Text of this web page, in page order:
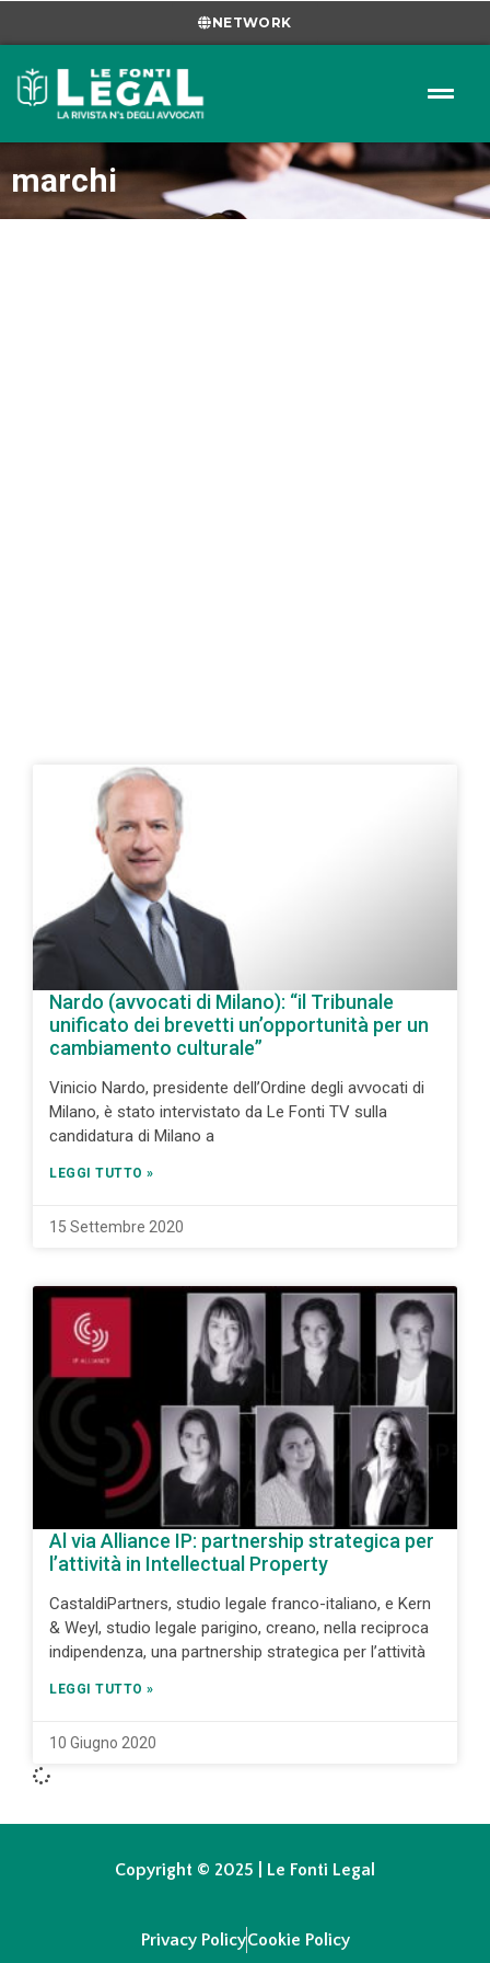
NETWORK
marchi
Nardo (avvocati di Milano): “il Tribunale
unificato dei brevetti un’opportunità per un
cambiamento culturale”
Vinicio Nardo, presidente dell’Ordine degli avvocati di
Milano, è stato intervistato da Le Fonti TV sulla
candidatura di Milano a
LEGGI TUTTO »
15 Settembre 2020
Al via Alliance IP: partnership strategica per
l’attività in Intellectual Property
CastaldiPartners, studio legale franco-italiano, e Kern
& Weyl, studio legale parigino, creano, nella reciproca
indipendenza, una partnership strategica per l’attività
LEGGI TUTTO »
10 Giugno 2020
Copyright © 2025 | Le Fonti Legal
Privacy PolicyCookie Policy